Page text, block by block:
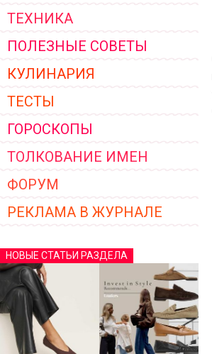
ТЕХНИКА
ПОЛЕЗНЫЕ СОВЕТЫ
КУЛИНАРИЯ
ТЕСТЫ
ГОРОСКОПЫ
ТОЛКОВАНИЕ ИМЕН
ФОРУМ
РЕКЛАМА В ЖУРНАЛЕ
НОВЫЕ СТАТЬИ РАЗДЕЛА